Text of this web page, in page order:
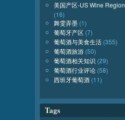
美国产区-US Wine Region
(16)
舞雯弄墨 (1)
葡萄牙产区 (7)
葡萄酒与美食生活 (355)
葡萄酒旅游 (50)
葡萄酒相关知识 (29)
葡萄酒行业评论 (58)
西班牙葡萄酒 (11)
Tags